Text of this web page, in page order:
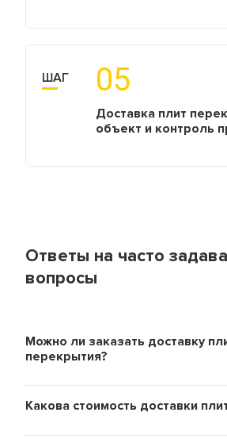
ШАГ 05
Доставка плит
объект и контроль
Ответы на часто
вопросы
Можно ли заказать доставку
перекрытия?
Какова стоимость доставки